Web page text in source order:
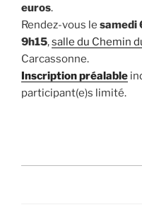
euros.
Rendez-vous le samedi
9h15,salle du Chemin
Carcassonne.
Inscription préalable
participant(e)s limité.